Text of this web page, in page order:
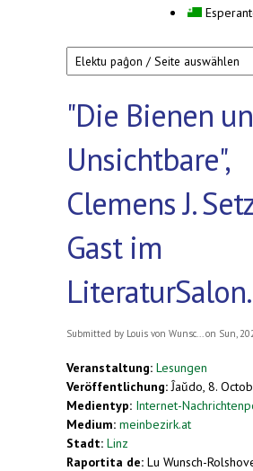
"Die Bienen
Unsichtbare",
Clemens J.
Gast im
Submitted by Louis von Wunsc... on Sun,
Veranstaltung: Lesungen
Veröffentlichung: Ĵaŭdo, 8.
Medientyp: Internet-
Medium: meinbezirk.at
Stadt: Linz
Raportita de: Lu Wunsch-